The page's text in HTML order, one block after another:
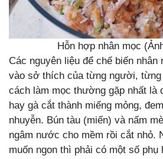
Hỗn hợp nhân mọc
Các nguyên liệu để chế biến nhân
vào sở thích của từng người,
cách làm mọc thường gặp nhất là
hay gà cắt thành miếng mỏng,
nhuyễn. Bún tàu (miến) và nấm
ngâm nước cho mềm rồi cắt nhỏ.
muốn ngon thì phải có một số phụ